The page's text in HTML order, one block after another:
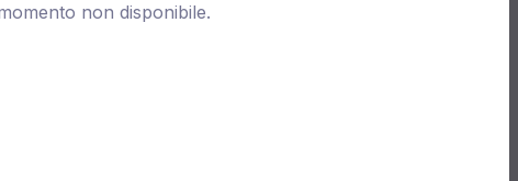
non disponibile.